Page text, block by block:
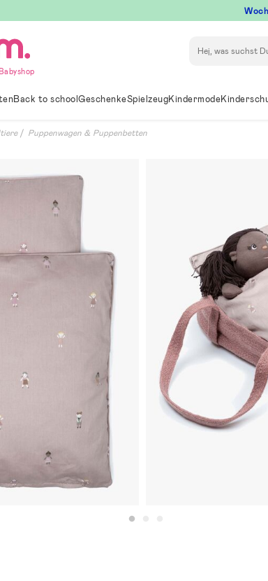
Back to schoolGeschenkeSpielzeugKindermode
Puppenwagen & Puppenbetten